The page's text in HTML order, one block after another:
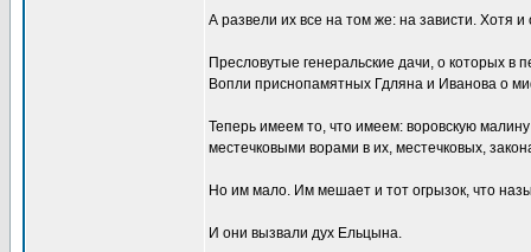
А развели их все на том же: на зависти. Хотя
Пресловутые генеральские дачи, о которых в
Вопли приснопамятных Гдляна и Иванова о
Теперь имеем то, что имеем: воровскую
местечковыми ворами в их, местечковых,
Но им мало. Им мешает и тот огрызок, что
И они вызвали дух Ельцына.